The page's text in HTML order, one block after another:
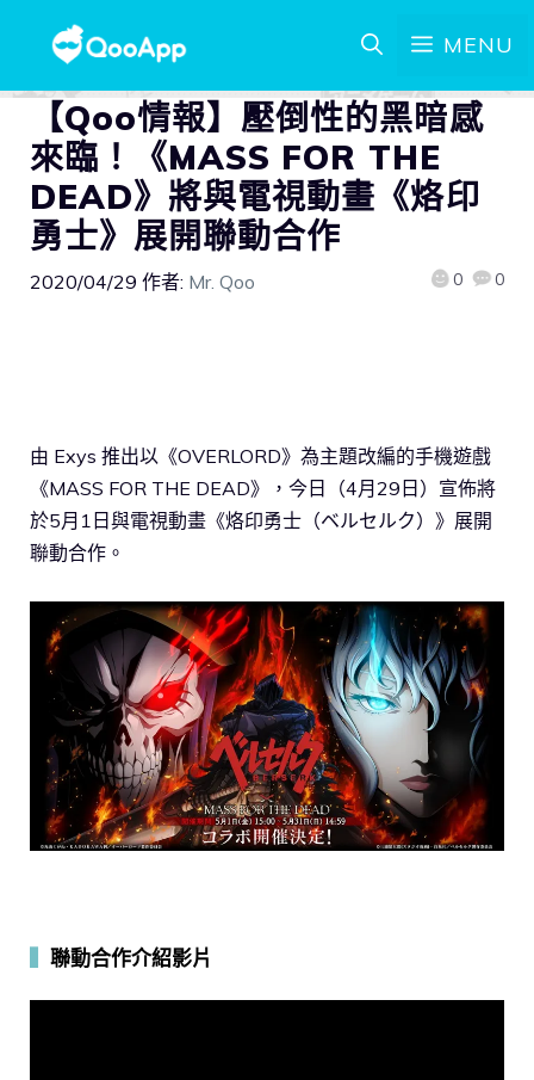
MENU
【Qoo情報】壓倒性的黑暗感
來臨！《MASS FOR THE
DEAD》將與電視動畫《烙印
勇士》展開聯動合作
2020/04/29 作者: Mr. Qoo 0 0
由 Exys 推出以《OVERLORD》為主題改編的手機遊戲
《MASS FOR THE DEAD》，今日（4月29日）宣佈將
於5月1日與電視動畫《烙印勇士（ベルセルク）》展開
聯動合作。
聯動合作介紹影片